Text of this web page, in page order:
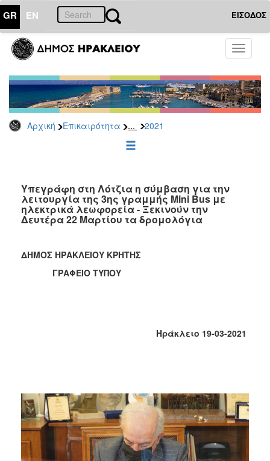
GR EN ΕΙΣΟΔΟΣ
Toggle
Αρχική Επικαιρότητα ... 2021
ΕΠΙΚΑΙΡΟΤΗΤΑ
Τύπου
Αρχείο
2026
2025
2022
2021
2020
2018
2017
2006
Υπεγράφη στη Λότζια η σύμβαση για την
λειτουργία της 3ης γραμμής Mini Bus με
ηλεκτρικά λεωφορεία - Ξεκινούν την
Δευτέρα 22 Μαρτίου τα δρομολόγια
ΔΗΜΟΣ ΗΡΑΚΛΕΙΟΥ ΚΡΗΤΗΣ
ΓΡΑΦΕΙΟ ΤΥΠΟΥ
Ηράκλειο 19-03-2021